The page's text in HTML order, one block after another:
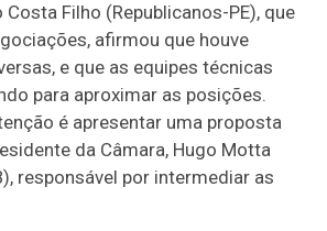
Filho (Republicanos-PE), que
afirmou que houve
e que as equipes técnicas
para aproximar as posições.
é apresentar uma proposta
da Câmara, Hugo Motta
responsável por intermediar as